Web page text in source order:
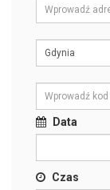
Data
Czas